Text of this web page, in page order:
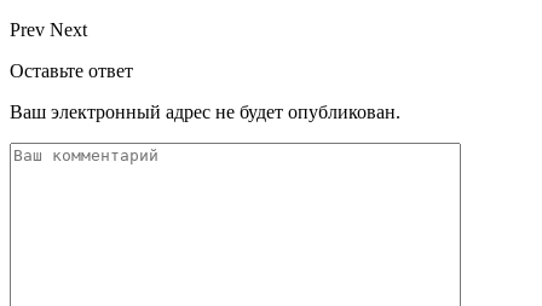
Prev Next
Оставьте ответ
Ваш электронный адрес не будет опубликован.